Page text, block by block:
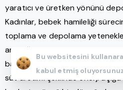
yaratıcı ve üretken yönünü
Kadınlar, bebek hamileliği
toplama ve depolama
aracılığıyla aktive edebilirler. Bu
bağırsak ve kalp ile senkronize
süt üretimi şeklinde enerji açığa
Bu websitesini
kabul etmiş